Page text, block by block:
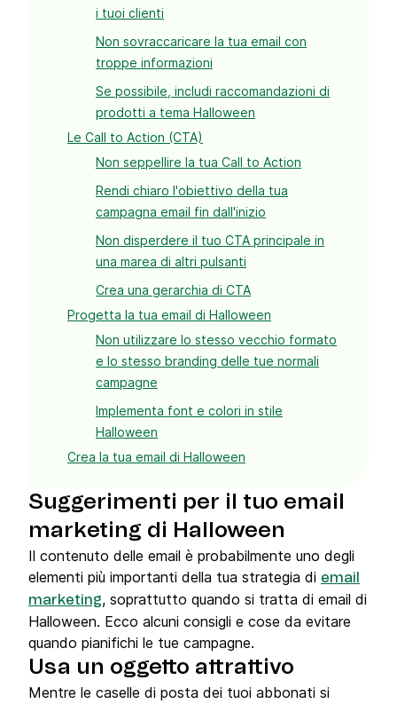
i tuoi clienti
Non sovraccaricare la tua email con
troppe informazioni
Se possibile, includi raccomandazioni di
prodotti a tema Halloween
Le Call to Action (CTA)
Non seppellire la tua Call to Action
Rendi chiaro l'obiettivo della tua
campagna email fin dall'inizio
Non disperdere il tuo CTA principale in
una marea di altri pulsanti
Crea una gerarchia di CTA
Progetta la tua email di Halloween
Non utilizzare lo stesso vecchio formato
e lo stesso branding delle tue normali
campagne
Implementa font e colori in stile
Halloween
Crea la tua email di Halloween
Suggerimenti per il tuo email
marketing di Halloween
Il contenuto delle email è probabilmente uno degli
elementi più importanti della tua strategia di email
marketing, soprattutto quando si tratta di email di
Halloween. Ecco alcuni consigli e cose da evitare
quando pianifichi le tue campagne.
Usa un oggetto attrattivo
Mentre le caselle di posta dei tuoi abbonati si